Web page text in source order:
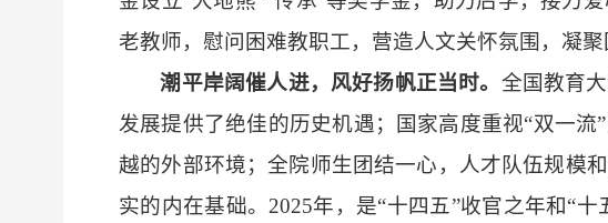
老教师，慰问困难教职工，营造人文关怀氛围，凝聚
潮平岸阔催人进，风好扬帆正当时。 全国教育
发展提供了绝佳的历史机遇；国家高度重视“双一流
越的外部环境；全院师生团结一心，人才队伍规模
实的内在基础。2025年，是“十四五”收官之年和“